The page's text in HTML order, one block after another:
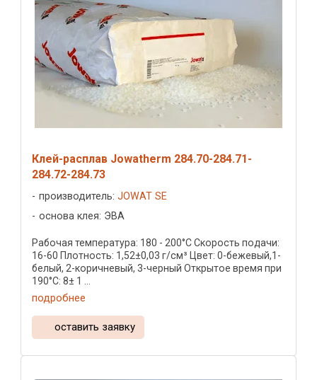
Клей-расплав Jowatherm 284.70-284.71-
284.72-284.73
производитель: JOWAT SE
основа клея: ЭВА
Рабочая температура: 180 - 200°C Скорость подачи:
16-60 Плотность: 1,52±0,03 г/см³ Цвет: 0-бежевый,1-
белый, 2-коричневый, 3-черный Открытое время при
190°C: 8± 1 ...
подробнее
оставить заявку